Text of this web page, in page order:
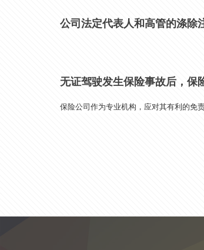
公司法定代表人和高管的涤除
无证驾驶发生保险事故后，保
保险公司作为专业机构，应对其有利的免